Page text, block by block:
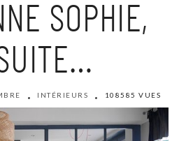
SOPHIE,
INTÉRIEURS 108585 VUES